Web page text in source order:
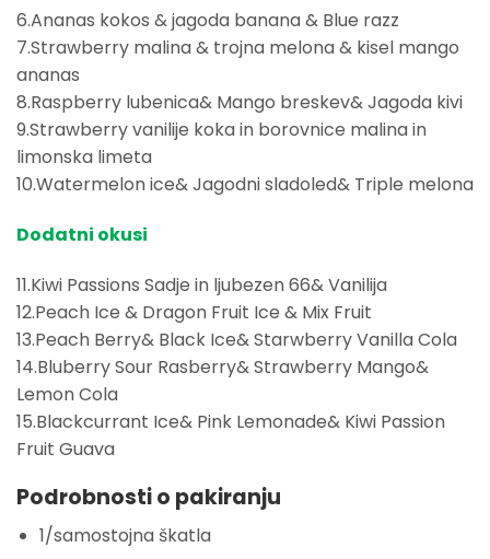
6.Ananas kokos & jagoda banana & Blue razz
7.Strawberry malina & trojna melona & kisel mango
ananas
8.Raspberry lubenica& Mango breskev& Jagoda kivi
9.Strawberry vanilije koka in borovnice malina in
limonska limeta
10.Watermelon ice& Jagodni sladoled& Triple melona
Dodatni okusi
11.Kiwi Passions Sadje in ljubezen 66& Vanilija
12.Peach Ice & Dragon Fruit Ice & Mix Fruit
13.Peach Berry& Black Ice& Starwberry Vanilla Cola
14.Bluberry Sour Rasberry& Strawberry Mango&
Lemon Cola
15.Blackcurrant Ice& Pink Lemonade& Kiwi Passion
Fruit Guava
Podrobnosti o pakiranju
1/samostojna škatla